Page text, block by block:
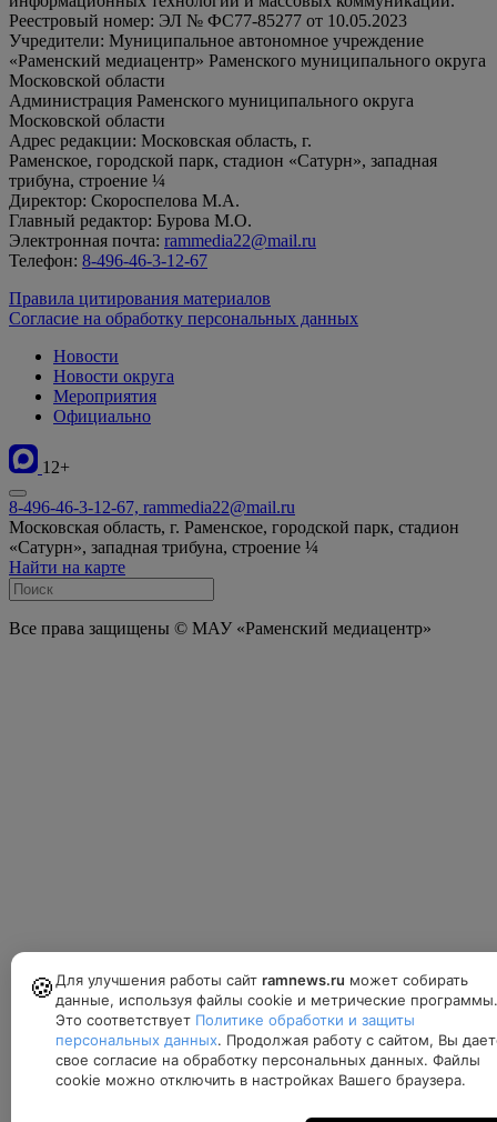
Реестровый номер: ЭЛ № ФС77-85277 от 10.05.2023
Учредители: Муниципальное автономное учреждение
«Раменский медиацентр» Раменского муниципального округа
Московской области
Администрация Раменского муниципального округа
Московской области
Адрес редакции: Московская область, г.
Раменское, городской парк, стадион «Сатурн», западная
трибуна, строение ¼
Директор: Скороспелова М.А.
Главный редактор: Бурова М.О.
Электронная почта: rammedia22@mail.ru
Телефон: 8-496-46-3-12-67
Правила цитирования материалов
Согласие на обработку персональных данных
Новости
Новости округа
Мероприятия
Официально
12+
8-496-46-3-12-67, rammedia22@mail.ru
Московская область, г. Раменское, городской парк, стадион
«Сатурн», западная трибуна, строение ¼
Найти на карте
Все права защищены © МАУ «Раменский медиацентр»
🍪 Для улучшения работы сайт ramnews.ru может собирать
данные, используя файлы cookie и метрические программы.
Это соответствует Политике обработки и защиты
персональных данных. Продолжая работу с сайтом, Вы
свое согласие на обработку персональных данных. Файлы
cookie можно отключить в настройках Вашего браузера.